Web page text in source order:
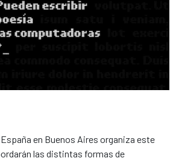
en Buenos Aires organiza este
las distintas formas de